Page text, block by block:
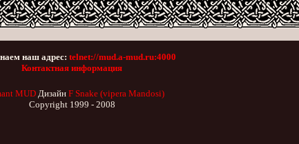
наш адрес: telnet://mud.a-mud.ru:4000
Контактная информация
MUD Дизайн F Snake (vipera Mandosi)
Copyright 1999 - 2008